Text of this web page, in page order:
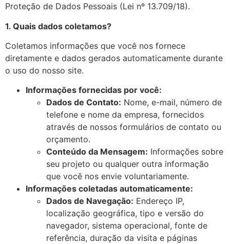
Proteção de Dados Pessoais (Lei nº 13.709/18).
1. Quais dados coletamos?
Coletamos informações que você nos fornece
diretamente e dados gerados automaticamente durante
o uso do nosso site.
Informações fornecidas por você:
Dados de Contato: Nome, e-mail, número de
telefone e nome da empresa, fornecidos
através de nossos formulários de contato ou
orçamento.
Conteúdo da Mensagem: Informações sobre
seu projeto ou qualquer outra informação
que você nos envie voluntariamente.
Informações coletadas automaticamente:
Dados de Navegação: Endereço IP,
localização geográfica, tipo e versão do
navegador, sistema operacional, fonte de
referência, duração da visita e páginas